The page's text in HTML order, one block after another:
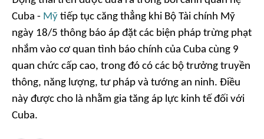
Cuba - Mỹ tiếp tục căng thẳng khi Bộ Tài chính Mỹ
ngày 18/5 thông báo áp đặt các biện pháp trừng phạt
nhắm vào cơ quan tình báo chính của Cuba cùng 9
quan chức cấp cao, trong đó có các bộ trưởng truyền
thông, năng lượng, tư pháp và tướng an ninh. Điều
này được cho là nhằm gia tăng áp lực kinh tế đối với
Cuba.